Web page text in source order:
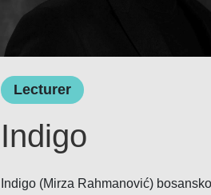
Lecturer
Indigo
Indigo (Mirza Rahmanović)